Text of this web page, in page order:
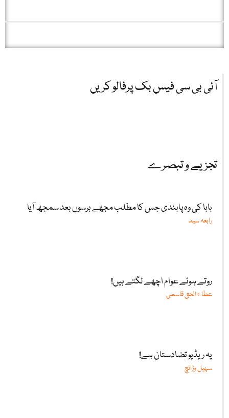
آئی بی سی فیس بک پرفالو کریں
تجزیے و تبصرے
بابا کی وہ پابندی جس کا مطلب مجھے برسوں بعد سمجھ آیا
رابعہ سید
روتے ہوئے عوام اچھے لگتے ہیں!
عطا ء الحق قاسمی
یہ ریڈیو تضادستان ہے!
سہیل وڑائچ